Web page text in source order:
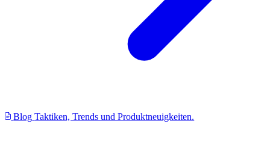
Blog Taktiken, Trends und Produktneuigkeiten.